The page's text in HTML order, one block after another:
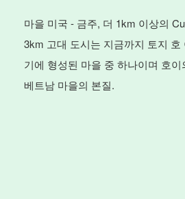
마을 미국 - 금주, 더 1km 이상의
3km 고대 도시는 지금까지 토지 호
기에 형성된 마을 중 하나이며 호
베트남 마을의 본질.